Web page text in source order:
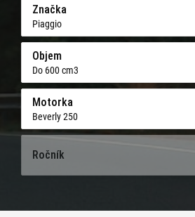
Značka
Piaggio
Objem
Do 600 cm3
Motorka
Beverly 250
Ročník